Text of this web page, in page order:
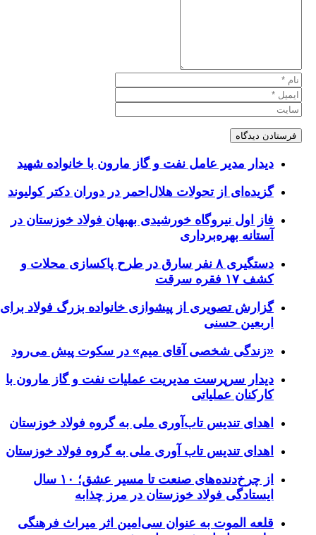
مدیر عامل نفت و گاز مارون با خانواده شهید
از تحولات هلال‌احمر در دوران دکتر کولیوند
اول نیروگاه خورشیدی بهبهان فولاد خوزستان در
بهره‌برداری
دستگیری ۸ نفر سارق در طرح پاکسازی محلات و
تصویری از پیشوازی خانواده بزرگ فولاد برای
حسنی
شخصی آقای میم» در سکوت پیش می‌رود
سرپرست مدیریت عملیات نفت و گاز مارون با
عملیاتی
تندیس تاب‌آوری ملی به گروه فولاد خوزستان
تندیس تاب آوری ملی به گروه فولاد خوزستان
از چرخ‌دنده‌های صنعت تا مسیر عشق؛ ۱۰ سال
فولاد خوزستان در مرز چذابه
الموت به عنوان سی‌امین اثر میراث‌ فرهنگی